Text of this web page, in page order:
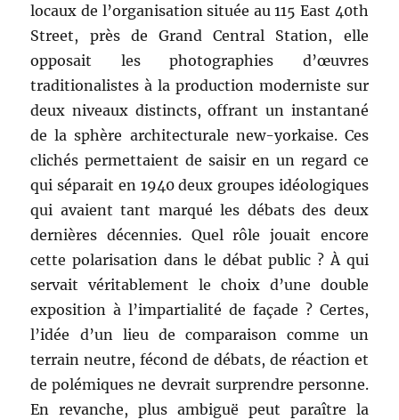
locaux de l’organisation située au 115 East 40th
Street, près de Grand Central Station, elle
opposait les photographies d’œuvres
traditionalistes à la production moderniste sur
deux niveaux distincts, offrant un instantané
de la sphère architecturale new-yorkaise. Ces
clichés permettaient de saisir en un regard ce
qui séparait en 1940 deux groupes idéologiques
qui avaient tant marqué les débats des deux
dernières décennies. Quel rôle jouait encore
cette polarisation dans le débat public ? À qui
servait véritablement le choix d’une double
exposition à l’impartialité de façade ? Certes,
l’idée d’un lieu de comparaison comme un
terrain neutre, fécond de débats, de réaction et
de polémiques ne devrait surprendre personne.
En revanche, plus ambiguë peut paraître la